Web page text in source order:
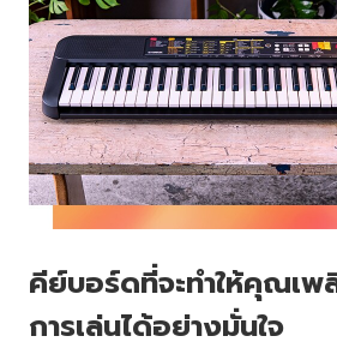
คีย์บอร์ดที่จะทำให้คุณเพ
การเล่นได้อย่างมั่นใจ